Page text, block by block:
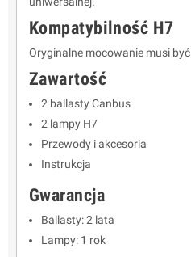
Kompatybilność H7
Oryginalne mocowanie musi być
Zawartość
2 ballasty Canbus
2 lampy H7
Przewody i akcesoria
Instrukcja
Gwarancja
Ballasty: 2 lata
Lampy: 1 rok